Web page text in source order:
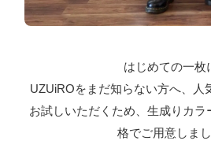
はじめての一枚
UZUiROをまだ知らない方へ、人
お試しいただくため、生成りカラ
格でご用意しまし